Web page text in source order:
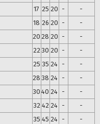
17 25 20 -
-
18 26 20 -
-
20 28 20 -
-
2230 20 -
-
25 35 24 -
-
28 38 24 -
-
30 40 24 -
-
32 42 24 -
-
35 45 24 -
-